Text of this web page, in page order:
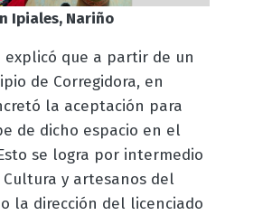
Ipiales, Nariño
explicó que a partir de un
de Corregidora, en
la aceptación para
de dicho espacio en el
se logra por intermedio
Cultura y artesanos del
la dirección del licenciado